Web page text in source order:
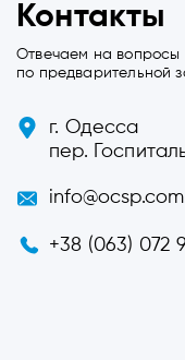
Контакты
Отвечаем на вопросы
по предварительной
г. Одесса
пер.
+38 (063) 072